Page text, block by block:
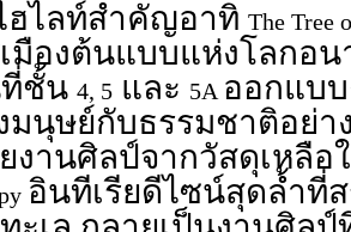
ฮไลท์สำคัญอาทิ The Tree
มืองต้นแบบแห่งโลกอ
ชั้น 4, 5 และ 5A ออกแบ
มนุษย์กับธรรมชาติอย่
งานศิลป์จากวัสดุเหลือ
อินทีเรียดีไซน์สุดล้ำที่